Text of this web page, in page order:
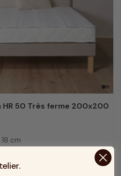
HR 50 Très ferme 200x200
cm